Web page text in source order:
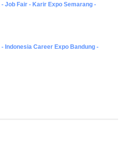
- Job Fair - Karir Expo Semarang -
Indonesia Career Expo Bandung -